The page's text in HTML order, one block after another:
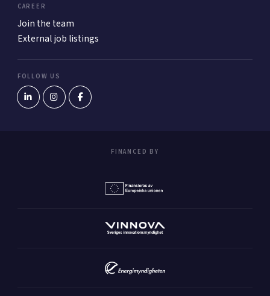
CAREER
Join the team
External job listings
FOLLOW US
FINANCED BY